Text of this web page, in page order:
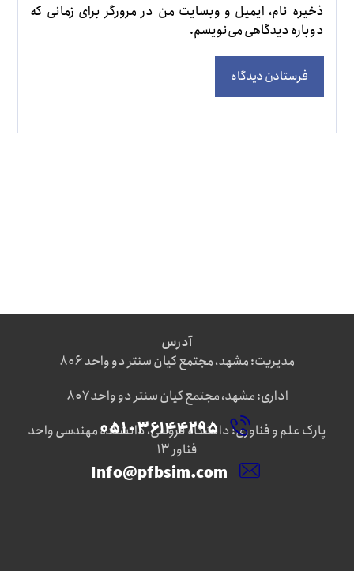
ذخیره نام، ایمیل و وبسایت من در مرورگر برای زمانی که
دوباره دیدگاهی می‌نویسم.
فرستادن دیدگاه
آدرس
مدیریت: مشهد، مجتمع کیان سنتر دو واحد ۸۰۶
اداری: مشهد، مجتمع کیان سنتر دو واحد ۸۰۷
پارک علم و فناوری: دانشگاه فروسی، دانشکده مهندسی واحد
فناور ۱۳
۳۶۱۴۴۲۹۵ - ۰۵۱
Info@pfbsim.com